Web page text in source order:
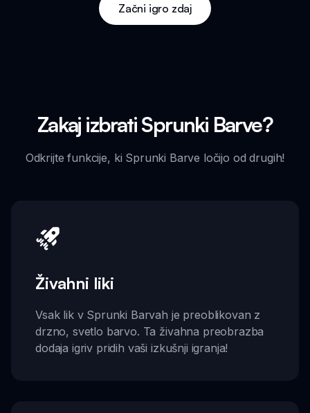
Začni igro zdaj
Zakaj izbrati Sprunki Barve?
Odkrijte funkcije, ki Sprunki Barve ločijo od drugih!
Živahni liki
Vsak lik v Sprunki Barvah je preoblikovan z
drzno, svetlo barvo. Ta živahna preobrazba
dodaja igriv pridih vaši izkušnji igranja!